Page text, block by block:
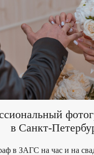
в Санкт-
в ЗАГС на час и на